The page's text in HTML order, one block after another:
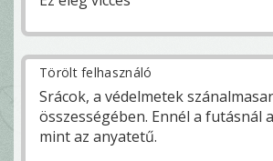
Törölt felhasználó
Srácok, a védelmetek
összességében. Ennél a futásnál
mint az anyatetű.